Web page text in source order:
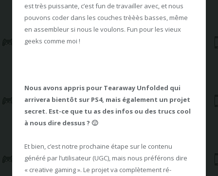
est très puissante, c’est fun de travailler avec, et nous
pouvons coder dans les couches trèèès basses, même
en assembleur si nous le voulons. Fun pour les vieux
geeks comme moi !
Nous avons appris pour Tearaway Unfolded qui
arrivera bientôt sur PS4, mais également un projet
secret. Est-ce que tu as des infos ou des trucs cool
à nous dire dessus ? 🙂
Et bien, c’est notre prochaine étape sur le contenu
généré par l’utilisateur (UGC), mais nous préférons dire
« creative gaming ». Le projet va complètement ré-